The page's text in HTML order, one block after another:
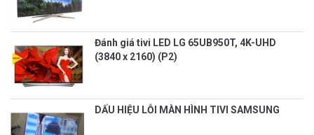
Đánh giá tivi LED LG 65UB950T, 4K-UHD
(3840 x 2160) (P2)
DẤU HIỆU LỖI MÀN HÌNH TIVI SAMSUNG